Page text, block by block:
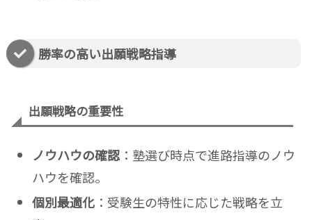
勝率の高い出願戦略指導
出願戦略の重要性
ノウハウの確認：塾選び時点で進路指導のノウ
ハウを確認。
個別最適化：受験生の特性に応じた戦略を立